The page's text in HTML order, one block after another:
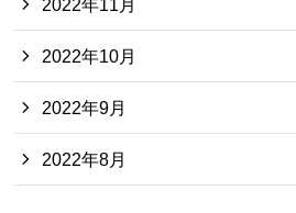
2022年11月
2022年10月
2022年9月
2022年8月